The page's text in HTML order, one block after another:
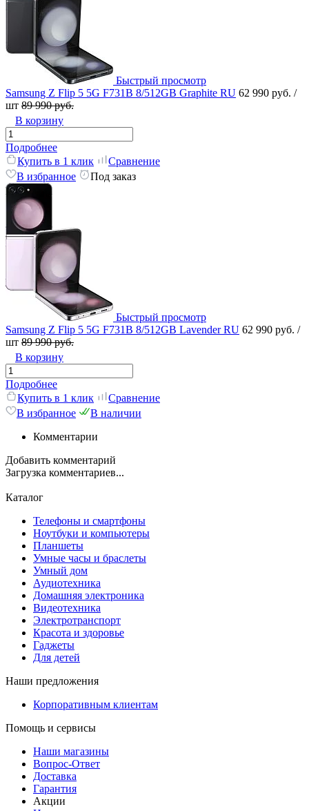
Быстрый просмотр
Samsung Z Flip 5 5G F731B 8/512GB Graphite RU 62 990 руб. /
шт 89 990 руб.
В корзину
Подробнее
Купить в 1 клик
Сравнение
В избранное
Под заказ
Быстрый просмотр
Samsung Z Flip 5 5G F731B 8/512GB Lavender RU 62 990 руб. /
шт 89 990 руб.
В корзину
Подробнее
Купить в 1 клик
Сравнение
В избранное
В наличии
Комментарии
Добавить комментарий
Загрузка комментариев...
Каталог
Телефоны и смартфоны
Ноутбуки и компьютеры
Планшеты
Умные часы и браслеты
Умный дом
Аудиотехника
Домашняя электроника
Видеотехника
Электротранспорт
Красота и здоровье
Гаджеты
Для детей
Наши предложения
Корпоративным клиентам
Помощь и сервисы
Наши магазины
Вопрос-Ответ
Доставка
Гарантия
Акции